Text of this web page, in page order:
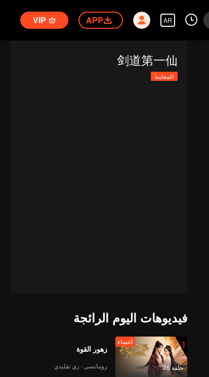
AR
APP
VIP
剑道第一仙
المعاينة
فيديوهات اليوم الرائجة
1
حلقة 36
أعضاء
زهور القوة
رومانسي · زي تقليدي